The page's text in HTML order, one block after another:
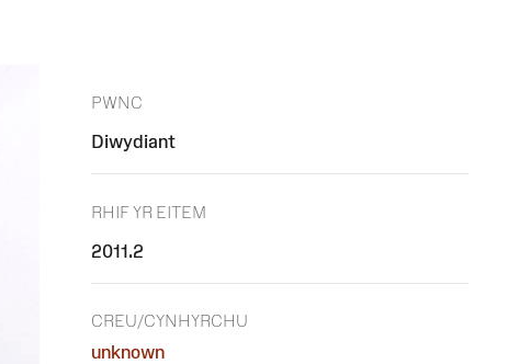
PWNC
Diwydiant
RHIF YR EITEM
2011.2
CREU/CYNHYRCHU
unknown